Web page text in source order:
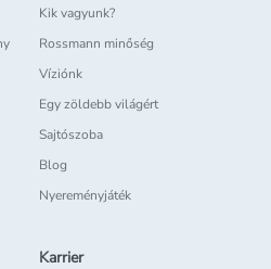
ápolt bőr minden
fontos, mint az arcápolás. A
kiválasztásával bőrünk
marad.
termékek
Frissítő és hidratáló
szappanok minden
Kik vagyunk?
Rossmann minőség
Víziónk
Egy zöldebb világért
Sajtószoba
Blog
Nyereményjáték
Karrier